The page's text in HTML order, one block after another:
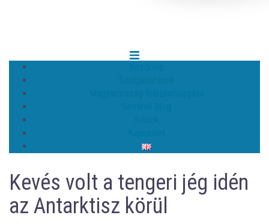
Kevés volt a tengeri jég idén
az Antarktisz körül